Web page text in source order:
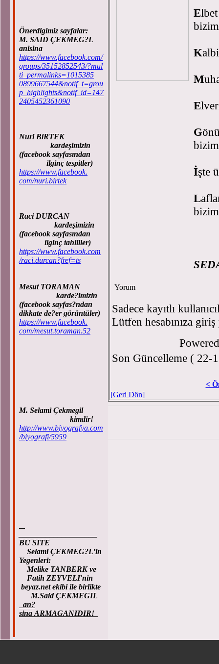
Önerdigimiz sayfalar:
M. SAID ÇEKMEG?L
anisina
https://www.facebook.com/
groups/35152852543/?mul
ti_permalinks=1015385
0899667544&notif_t=grou
p_highlights&notif_id=147
2405452361090
Nuri BiRTEK
kardeşimizin
(facebook sayfasından
ilginç tespitler)
https://www.facebook.
com/nuri.birtek
Raci DURCAN
kardeşimizin
(facebook sayfasından
ilginç tahliller)
https://www.facebook.com
/raci.durcan?fref=ts
Mesut TORAMAN
karde?imizin
(facebook sayfas?ndan
dikkate de?er görüntüler)
https://www.facebook.
com/mesut.toraman.52
M. Selami Çekmegil
kimdir!
http://www.biyografya.com
/biyografi/5959
BU SITE
Selami ÇEKMEG?L’in
Yegenleri:
Melike TANBERK ve
Fatih ZEYVELI'nin
beyaz.net ekibi ile birlikte
M.Said ÇEKMEGIL
an?
sina ARMAGANIDIR!
E
K
M
E
G
İşte
L
Yorum
Sadece kayıtlı
Lütfen hesabınıza
Son Güncelleme ( 22-
<
[Geri Dön]